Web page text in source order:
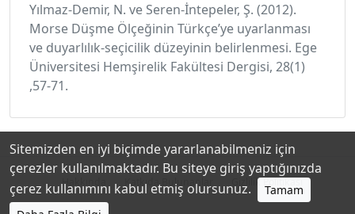
Yılmaz-Demir, N. ve Seren-İntepeler, Ş. (2012).
Morse Düşme Ölçeğinin Türkçe’ye uyarlanması
ve duyarlılık-seçicilik düzeyinin belirlenmesi. Ege
Üniversitesi Hemşirelik Fakültesi Dergisi, 28(1)
,57-71.
Hakkında Katkıda Bulunanlar Gizlilik Politikası
Sitemizden en iyi biçimde yararlanabilmeniz için
çerezler kullanılmaktadır. Bu siteye giriş yaptığınızda
çerez kullanımını kabul etmiş olursunuz.
Tamam